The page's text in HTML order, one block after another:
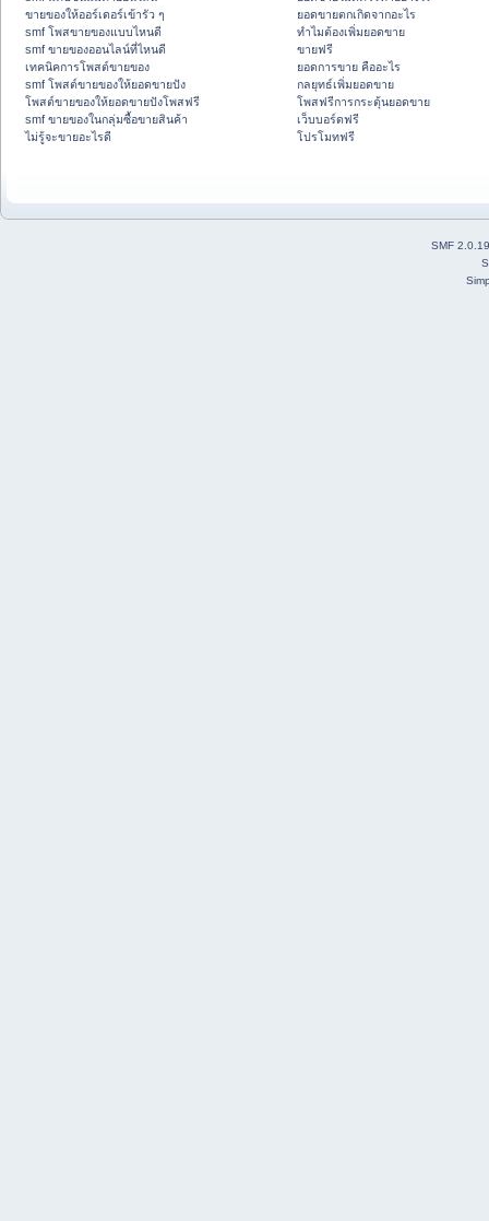
ขายของให้ออร์เดอร์เข้ารัว ๆ
smf โพสขายของแบบไหนดี
smf ขายของออนไลน์ที่ไหนดี
เทคนิคการโพสต์ขายของ
smf โพสต์ขายของให้ยอดขายปัง
โพสต์ขายของให้ยอดขายปังโพสฟรี
smf ขายของในกลุ่มซื้อขายสินค้า
ไม่รู้จะขายอะไรดี
ยอดขายตกเกิดจากอะไร
ทำไมต้องเพิ่มยอดขาย
ขายฟรี
ยอดการขาย คืออะไร
กลยุทธ์เพิ่มยอดขาย
โพสฟรีการกระตุ้นยอดขาย
เว็บบอร์ดฟรี
โปรโมทฟรี
SMF 2.0.19